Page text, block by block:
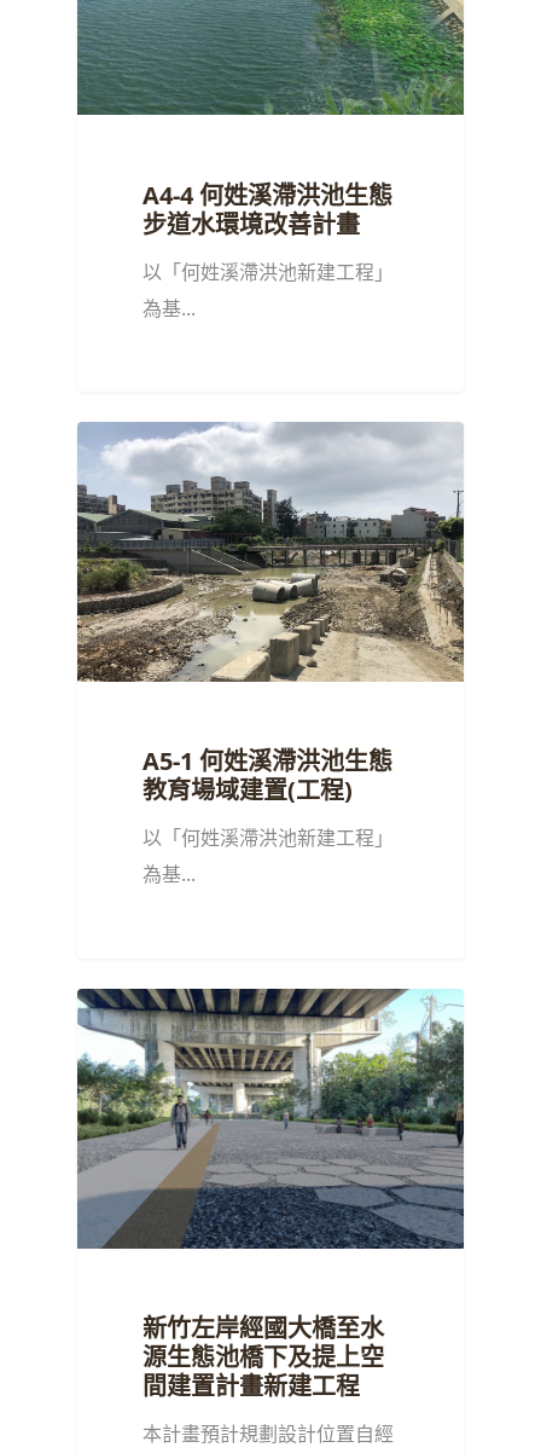
A4-4 何姓溪滯洪池生態
步道水環境改善計畫
以「何姓溪滯洪池新建工程」
為基...
A5-1 何姓溪滯洪池生態
教育場域建置(工程)
以「何姓溪滯洪池新建工程」
為基...
新竹左岸經國大橋至水
源生態池橋下及提上空
間建置計畫新建工程
本計畫預計規劃設計位置自經